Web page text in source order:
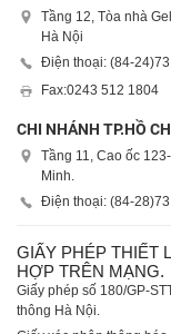
Tầng 12, Tòa nhà
Hà Nội
Điện thoại: (84-24)
Fax:0243 512 1804
CHI NHÁNH TP.HỒ
Tầng 11, Cao ốc
Minh.
Điện thoại: (84-28)
GIẤY PHÉP THIẾT
HỢP TRÊN MẠNG.
Giấy phép số 180/GP-
thông Hà Nội.